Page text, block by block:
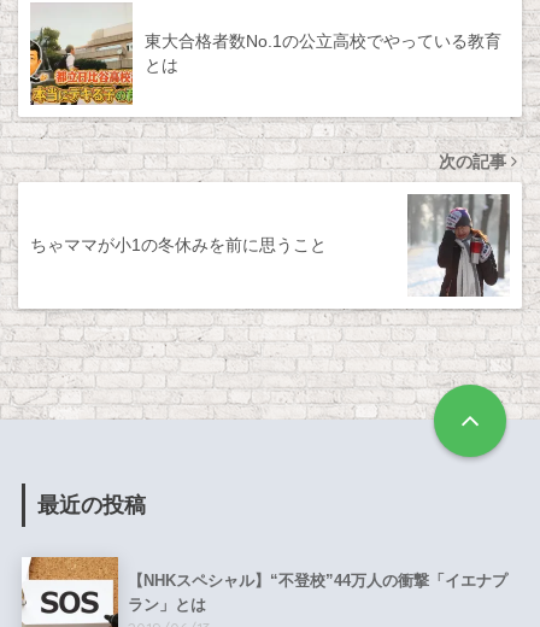
東大合格者数No.1の公立高校でやっている教育
とは
次の記事
ちゃママが小1の冬休みを前に思うこと
最近の投稿
【NHKスペシャル】“不登校”44万人の衝撃「イエナプ
ラン」とは